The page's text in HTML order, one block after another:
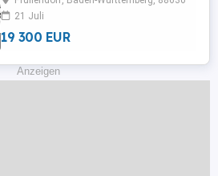
...
21 Juli
19 300 EUR
Anzeigen